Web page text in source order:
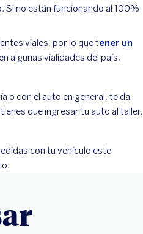
Si no están funcionando al 100%
viales, por lo que tener un
algunas vialidades del país,
o con el auto en general, te da
que ingresar tu auto al taller,
con tu vehículo este